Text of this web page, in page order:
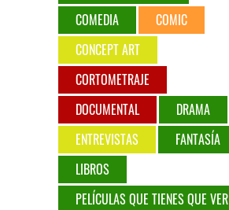
COMEDIA
COMIC
CONCEPT ART
CORTOMETRAJE
DOCUMENTAL
DRAMA
ENTREVISTAS
FANTASÍA
LIBROS
PELÍCULAS QUE TIENES QUE VER